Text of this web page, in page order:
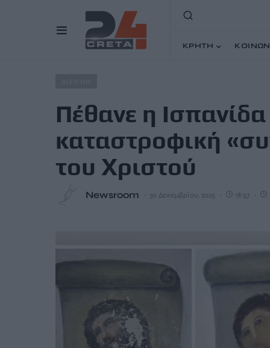
ΚΡΗΤΗ
Πέθανε η
καταστροφική
του Χριστού
Newsroom 30 Δεκεμβρίου, 2025 18:57